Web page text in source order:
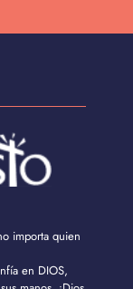
importa quien
en DIOS,